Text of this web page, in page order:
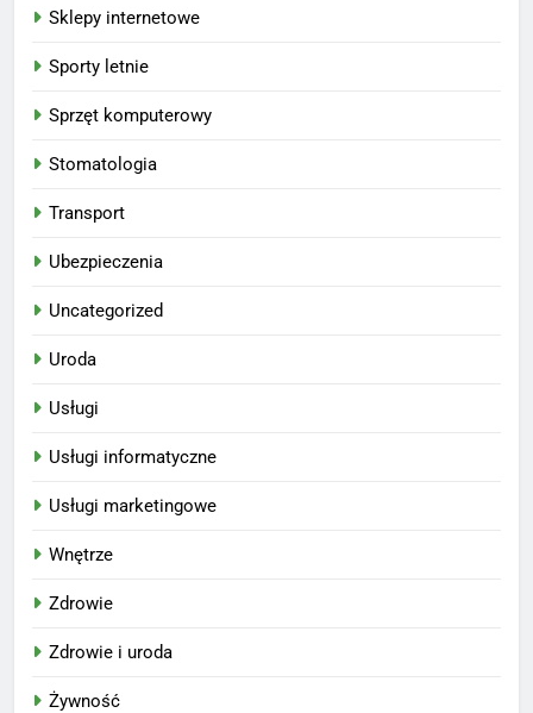
Sklepy internetowe
Sporty letnie
Sprzęt komputerowy
Stomatologia
Transport
Ubezpieczenia
Uncategorized
Uroda
Usługi
Usługi informatyczne
Usługi marketingowe
Wnętrze
Zdrowie
Zdrowie i uroda
Żywność